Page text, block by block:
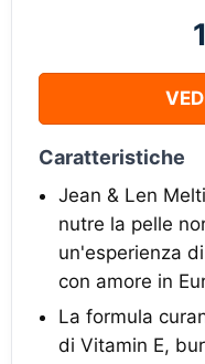
Caratteristiche
Jean & Len
nutre la pelle
un'esperienza
con amore in
La formula
di Vitamin E,